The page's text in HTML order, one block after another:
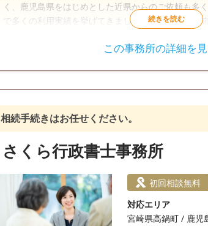
く、鹿児島県をはじめとした近県からのご依頼も多
で多くの利用実績を挙げてきました。営業時間は午
遺産分割 相続財産調査
訪問可 土日相談可 初回相談無料 18時以降
この事務所の詳細を
相続手続きはお任せください。
さくら行政書士事務所
初回相談無料
対応エリア
宮崎県高鍋町 / 鹿児